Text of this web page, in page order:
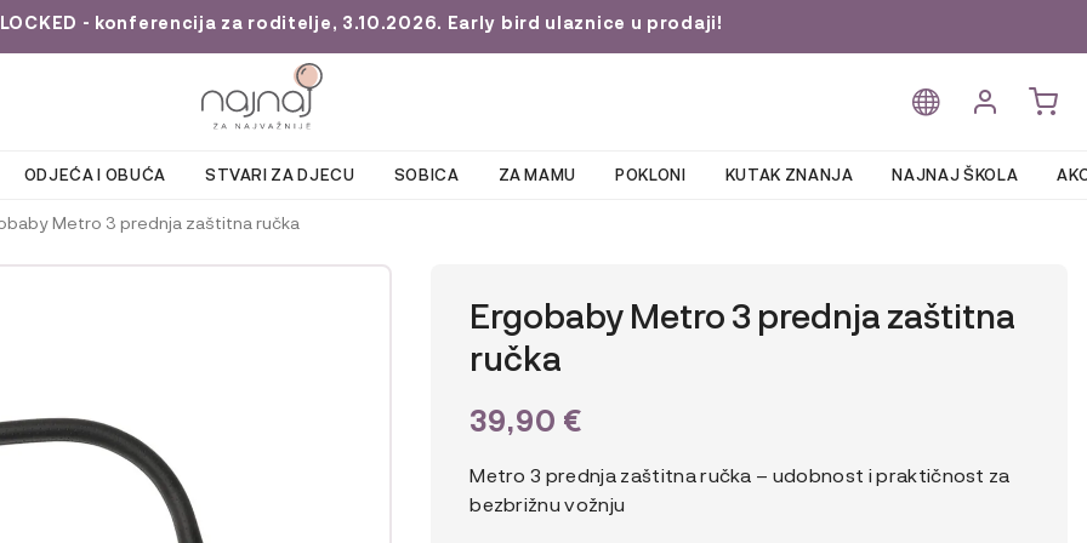
- konferencija za roditelje, 3.10.2026. Early bird ulaznice u prodaji!
ODJEĆA I OBUĆA STVARI ZA DJECU SOBICA ZA MAMU POKLONI KUTAK ZNANJA NAJNAJ ŠKOLA
Metro 3 prednja zaštitna ručka
Ergobaby Metro 3 prednja zaštitna
ručka
39,90 €
Metro 3 prednja zaštitna ručka – udobnost i praktičnost za
bezbrižnu vožnju